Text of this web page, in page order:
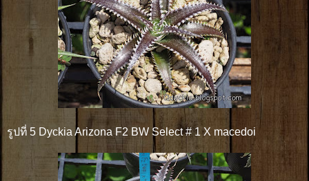
รูปที่ 5 Dyckia Arizona F2 BW Select # 1 X macedoi